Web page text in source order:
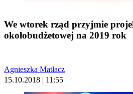
We wtorek rząd przyjmie
okołobudżetowej na 2019 rok
Agnieszka Matłacz
15.10.2018 | 11:55